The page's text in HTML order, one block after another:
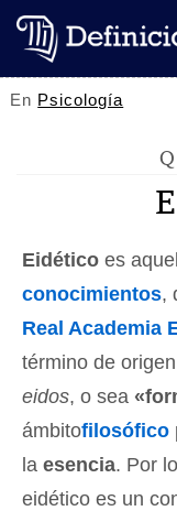
En Psicología
Eidético es
conocimientos,
Real Academia
término de
eidos, o sea
ámbitofilosófico
la esencia. Por
eidético es un